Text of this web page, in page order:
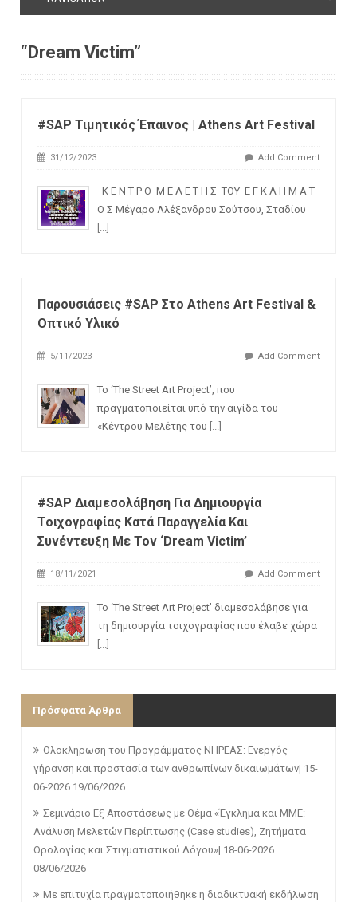
“Dream Victim”
#SAP Τιμητικός Έπαινος | Athens Art Festival
31/12/2023 Add Comment
Κ Ε Ν Τ Ρ Ο Μ Ε Λ Ε Τ Η Σ ΤΟΥ Ε Γ Κ Λ Η Μ Α Τ
Ο Σ Μέγαρο Αλέξανδρου Σούτσου, Σταδίου
[...]
Παρουσιάσεις #SAP Στο Athens Art Festival &
Οπτικό Υλικό
5/11/2023 Add Comment
Το ‘The Street Art Project’, που
πραγματοποιείται υπό την αιγίδα του
«Κέντρου Μελέτης του [...]
#SAP Διαμεσολάβηση Για Δημιουργία
Τοιχογραφίας Κατά Παραγγελία Και
Συνέντευξη Με Τον ‘Dream Victim’
18/11/2021 Add Comment
Το ‘The Street Art Project’ διαμεσολάβησε για
τη δημιουργία τοιχογραφίας που έλαβε χώρα
[...]
Πρόσφατα Άρθρα
Ολοκλήρωση του Προγράμματος ΝΗΡΕΑΣ: Ενεργός
γήρανση και προστασία των ανθρωπίνων δικαιωμάτων| 15-
06-2026 19/06/2026
Σεμινάριο Εξ Αποστάσεως με Θέμα «Έγκλημα και ΜΜΕ:
Ανάλυση Μελετών Περίπτωσης (Case studies), Ζητήματα
Ορολογίας και Στιγματιστικού Λόγου»| 18-06-2026
08/06/2026
Με επιτυχία πραγματοποιήθηκε η διαδικτυακή εκδήλωση